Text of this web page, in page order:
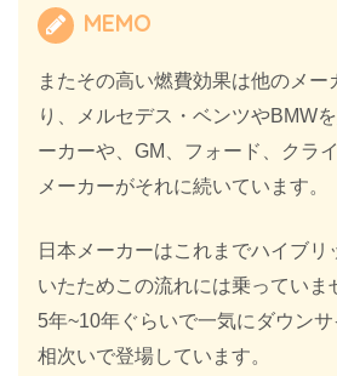
MEMO
またその高い燃費効果は他のメー
り、メルセデス・ベンツやBMW
ーカーや、GM、フォード、クラ
メーカーがそれに続いています。
日本メーカーはこれまでハイブリ
いたためこの流れには乗っていま
5年~10年ぐらいで一気にダウン
相次いで登場しています。